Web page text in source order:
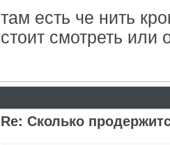
там есть че нить
стоит смотреть или
Re: Сколько